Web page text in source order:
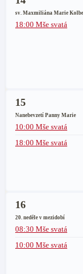
sv. Maxmiliána Marie
18:00 Mše svatá
15
Nanebevzetí Panny Marie
10:00 Mše svatá
18:00 Mše svatá
16
20. neděle v mezidobí
08:30 Mše svatá
10:00 Mše svatá